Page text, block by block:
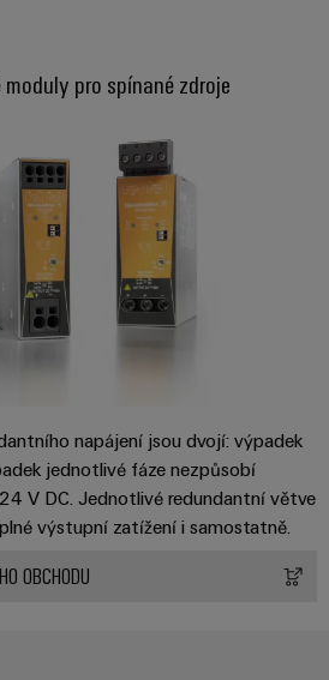
pro spínané zdroje
napájení jsou dvojí: výpadek
jednotlivé fáze nezpůsobí
V DC. Jednotlivé redundantní větve
výstupní zatížení i samostatně.
OBCHODU